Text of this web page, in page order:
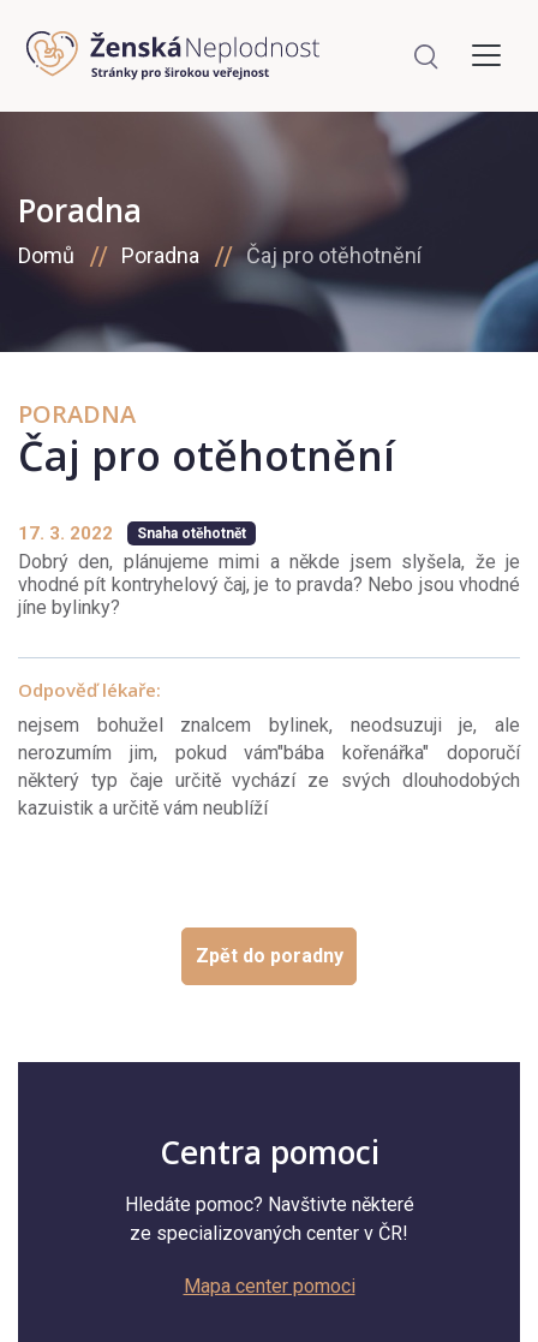
Poradna
Domů Poradna Čaj pro otěhotnění
PORADNA
Čaj pro otěhotnění
17. 3. 2022 Snaha otěhotnět
Dobrý den, plánujeme mimi a někde jsem slyšela, že je
vhodné pít kontryhelový čaj, je to pravda? Nebo jsou vhodné
jíne bylinky?
Odpověď lékaře:
nejsem bohužel znalcem bylinek, neodsuzuji je, ale
nerozumím jim, pokud vám"bába kořenářka" doporučí
některý typ čaje určitě vychází ze svých dlouhodobých
kazuistik a určitě vám neublíží
Zpět do poradny
Centra pomoci
Hledáte pomoc? Navštivte některé
ze specializovaných center v ČR!
Mapa center pomoci